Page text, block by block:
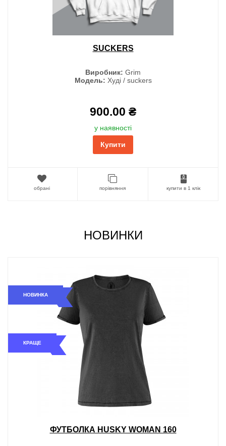
SUCKERS
Виробник: Grim
Модель: Худі / suckers
900.00 ₴
у наявності
Купити
обрані порівняння купити в 1 клік
НОВИНКИ
НОВИНКА
КРАЩЕ
ФУТБОЛКА HUSKY WOMAN 160